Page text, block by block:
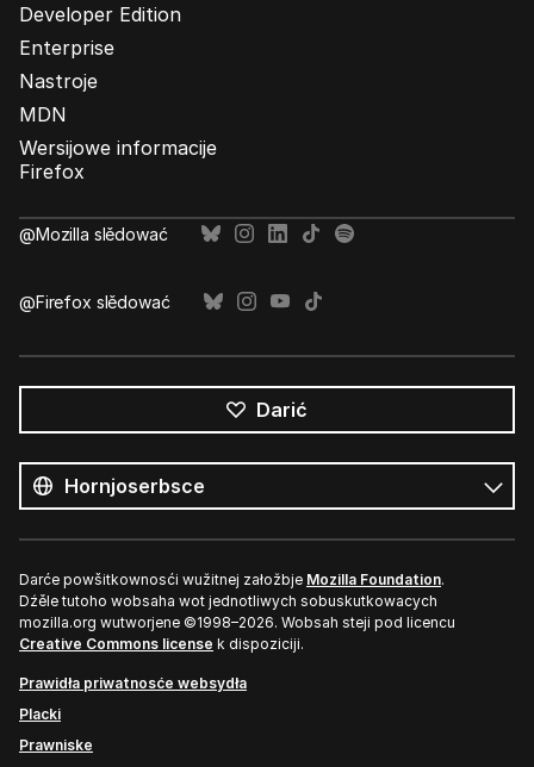
Developer Edition
Enterprise
Nastroje
MDN
Wersijowe informacije
Firefox
@Mozilla slědować
@Firefox slědować
Darić
rěče
Rěč
Darće powšitkownosći wužitnej załožbje Mozilla Foundation.
Dźěle tutoho wobsaha wot jednotliwych sobuskutkowacych
mozilla.org wutworjene ©1998–2026. Wobsah steji pod licencu
Creative Commons license k dispoziciji.
Prawidła priwatnosće websydła
Placki
Prawniske